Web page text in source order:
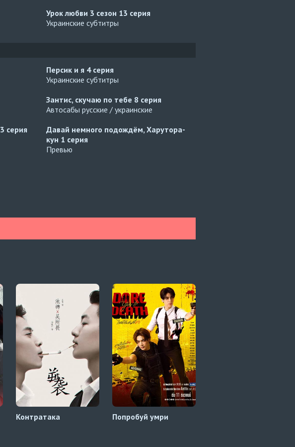
Урок любви 3 сезон 13 серия
Украинские субтитры
Персик и я 4 серия
Украинские субтитры
Зантис, скучаю по тебе 8 серия
Автосабы русские / украинские
3 серия
Давай немного подождём, Харутора-
кун 1 серия
Превью
Контратака Попробуй умри